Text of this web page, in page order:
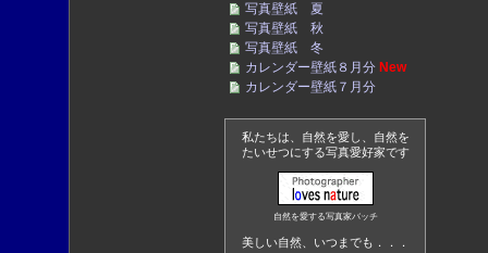
写真壁紙 夏
写真壁紙 秋
写真壁紙 冬
カレンダー壁紙８月分 New
カレンダー壁紙７月分
私たちは、自然を愛し、自然を
たいせつにする写真愛好家です
自然を愛する写真家バッチ
美しい自然、いつまでも．．．